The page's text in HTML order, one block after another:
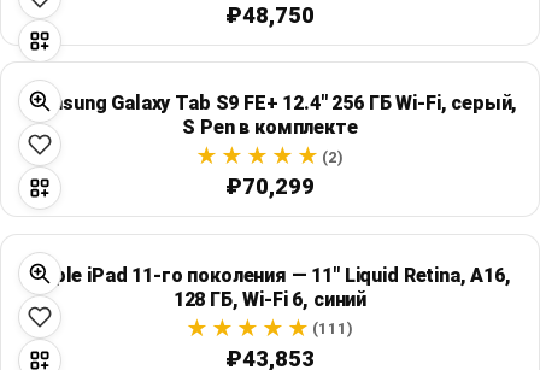
₽48,750
Samsung Galaxy Tab S9 FE+ 12.4" 256 ГБ Wi‑Fi, серый,
S Pen в комплекте
(2)
₽70,299
Apple iPad 11-го поколения — 11″ Liquid Retina, A16,
128 ГБ, Wi‑Fi 6, синий
(111)
₽43,853